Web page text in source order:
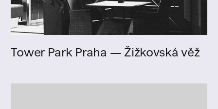
Tower Park Praha — Žižkovská věž